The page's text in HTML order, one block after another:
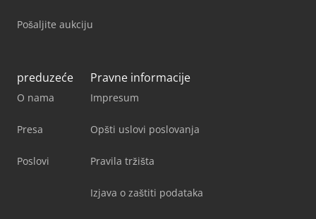
Pošaljite aukciju
preduzeće
O nama
Presa
Poslovi
Pravne informacije
Impresum
Opšti uslovi poslovanja
Pravila tržišta
Izjava o zaštiti podataka